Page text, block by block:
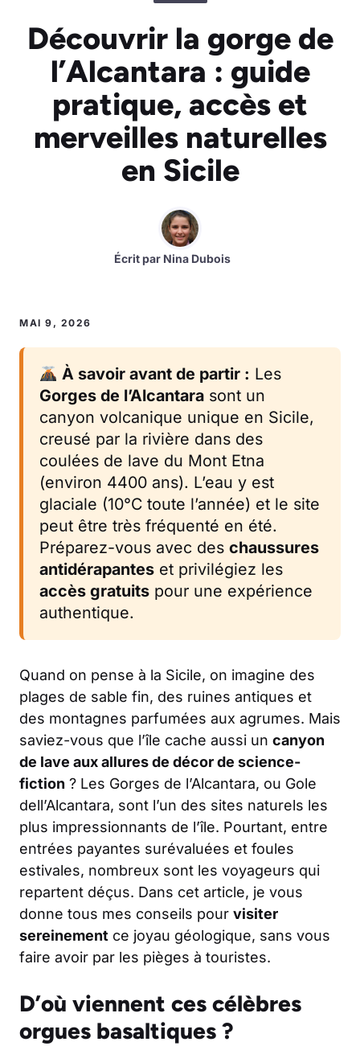
Découvrir la gorge de
l’Alcantara : guide
pratique, accès et
merveilles naturelles
en Sicile
Écrit par Nina Dubois
MAI 9, 2026
À savoir avant de partir : Les
Gorges de l’Alcantara sont un
canyon volcanique unique en Sicile,
creusé par la rivière dans des
coulées de lave du Mont Etna
(environ 4400 ans). L’eau y est
glaciale (10°C toute l’année) et le site
peut être très fréquenté en été.
Préparez-vous avec des chaussures
antidérapantes et privilégiez les
accès gratuits pour une expérience
authentique.
Quand on pense à la Sicile, on imagine des
plages de sable fin, des ruines antiques et
des montagnes parfumées aux agrumes. Mais
saviez-vous que l’île cache aussi un canyon
de lave aux allures de décor de science-
fiction ? Les Gorges de l’Alcantara, ou Gole
dell’Alcantara, sont l’un des sites naturels les
plus impressionnants de l’île. Pourtant, entre
entrées payantes surévaluées et foules
estivales, nombreux sont les voyageurs qui
repartent déçus. Dans cet article, je vous
donne tous mes conseils pour visiter
sereinement ce joyau géologique, sans vous
faire avoir par les pièges à touristes.
D’où viennent ces célèbres
orgues basaltiques ?